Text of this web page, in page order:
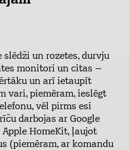
slēdži un rozetes, durvju
monitori un citas –
un arī ietaupīt
vari, piemēram, ieslēgt
vēl pirms esi
darbojas ar Google
HomeKit, ļaujot
(piemēram, ar komandu